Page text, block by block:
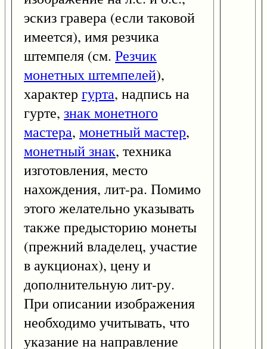
эскиз гравера (если таковой
имеется), имя резчика
штемпеля (см. Резчик
монетных штемпелей),
характер гурта, надпись на
гурте, знак монетного
мастера, монетный мастер,
монетный знак, техника
изготовления, место
нахождения, лит-ра. Помимо
этого желательно указывать
также предысторию монеты
(прежний владелец, участие
в аукционах), цену и
дополнительную лит-ру.
При описании изображения
необходимо учитывать, что
указание на направление